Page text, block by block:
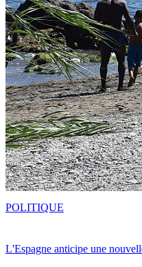
L'Espagne anticipe une
POLITIQUE